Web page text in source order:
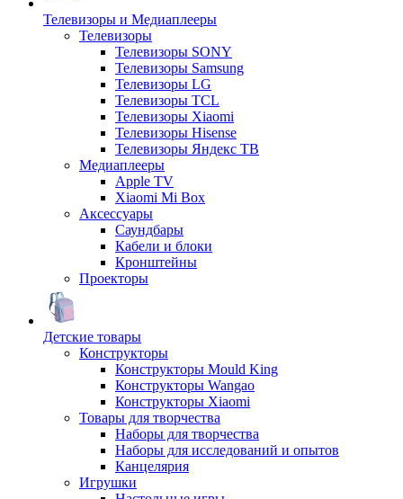
Телевизоры и Медиаплееры
Телевизоры
Телевизоры SONY
Телевизоры Samsung
Телевизоры LG
Телевизоры TCL
Телевизоры Xiaomi
Телевизоры Hisense
Телевизоры Яндекс ТВ
Медиаплееры
Apple TV
Xiaomi Mi Box
Аксессуары
Саундбары
Кабели и блоки
Кронштейны
Проекторы
Детские товары
Конструкторы
Конструкторы Mould King
Конструкторы Wangao
Конструкторы Xiaomi
Товары для творчества
Наборы для творчества
Наборы для исследований и опытов
Канцелярия
Игрушки